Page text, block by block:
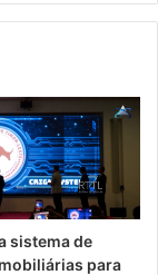
sistema de
para